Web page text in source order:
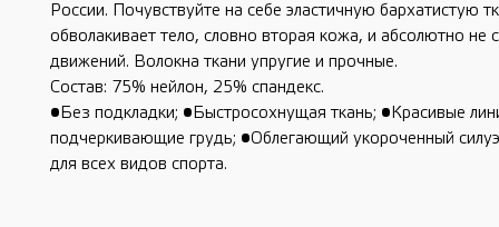
России. Почувствуйте на себе эластичную бархатистую
обволакивает тело, словно вторая кожа, и абсолютно не
движений. Волокна ткани упругие и прочные.
Состав: 75% нейлон, 25% спандекс.
•Без подкладки; •Быстросохнущая ткань; •Красивые
подчеркивающие грудь; •Облегающий укороченный
для всех видов спорта.